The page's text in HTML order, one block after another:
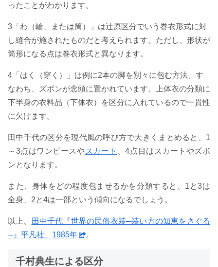
ったことがわかります。
3「わ（輪、または筒）」は辻原区分でいう巻衣形式に対
し縫合が施されたものだと考えられます。ただし、形状が
筒形になる点は巻衣形式と異なります。
4「はく（穿く）」は例に2本の脚を別々に包む方法、す
なわち、ズボンが念頭に置かれています。上体衣の分類に
下半身の衣料品（下体衣）を区分に入れているので一貫性
に欠けます。
田中千代の区分を現代風の呼び方で大きくまとめると、1
～3点はワンピースやスカート
、4点目はスカートやズボ
ンとなります。
また、身体をどの程度包ませるかを分類すると、1と3は
全身、2と4は一部という傾向になるでしょう。
以上、
田中千代『世界の民俗衣装─装い方の知恵をさぐる
─』平凡社、1985年
。
千村典生による区分